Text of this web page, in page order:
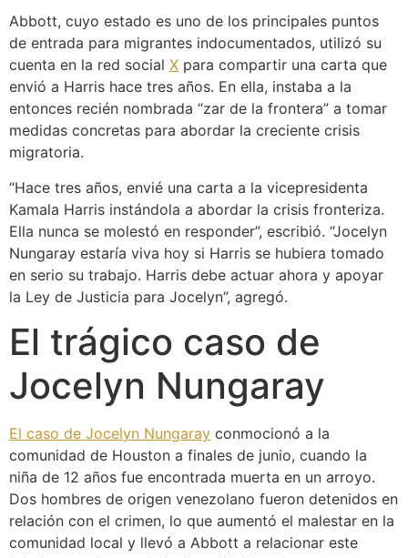
Abbott, cuyo estado es uno de los principales puntos
de entrada para migrantes indocumentados, utilizó su
cuenta en la red social X para compartir una carta que
envió a Harris hace tres años. En ella, instaba a la
entonces recién nombrada “zar de la frontera” a tomar
medidas concretas para abordar la creciente crisis
migratoria.
“Hace tres años, envié una carta a la vicepresidenta
Kamala Harris instándola a abordar la crisis fronteriza.
Ella nunca se molestó en responder”, escribió. “Jocelyn
Nungaray estaría viva hoy si Harris se hubiera tomado
en serio su trabajo. Harris debe actuar ahora y apoyar
la Ley de Justicia para Jocelyn”, agregó.
El trágico caso de
Jocelyn Nungaray
El caso de Jocelyn Nungaray conmocionó a la
comunidad de Houston a finales de junio, cuando la
niña de 12 años fue encontrada muerta en un arroyo.
Dos hombres de origen venezolano fueron detenidos en
relación con el crimen, lo que aumentó el malestar en la
comunidad local y llevó a Abbott a relacionar este